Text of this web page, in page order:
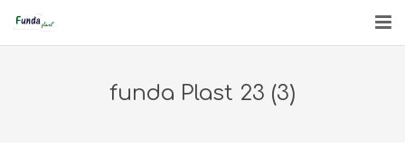
funda Plast 23 (3)